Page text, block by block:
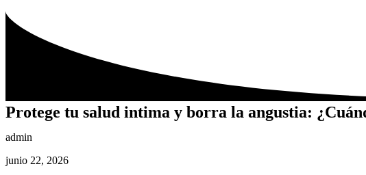
Protege tu salud intima y borra la angustia:
admin
junio 22, 2026